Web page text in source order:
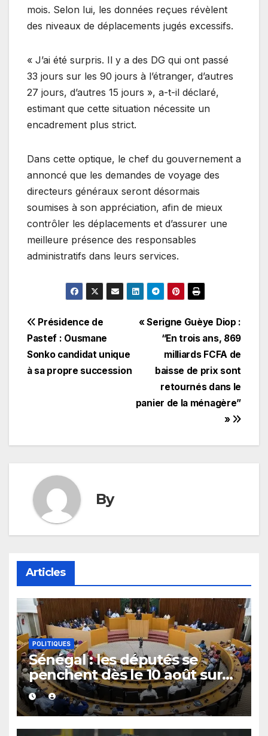
mois. Selon lui, les données reçues révèlent
des niveaux de déplacements jugés excessifs.
« J’ai été surpris. Il y a des DG qui ont passé
33 jours sur les 90 jours à l’étranger, d’autres
27 jours, d’autres 15 jours », a-t-il déclaré,
estimant que cette situation nécessite un
encadrement plus strict.
Dans cette optique, le chef du gouvernement a
annoncé que les demandes de voyage des
directeurs généraux seront désormais
soumises à son appréciation, afin de mieux
contrôler les déplacements et d’assurer une
meilleure présence des responsables
administratifs dans leurs services.
Navigation
de
l’article
« Serigne Guèye Diop :
“En trois ans, 869
milliards FCFA de
baisse de prix sont
retournés dans le
panier de la ménagère”
»
Présidence de
Pastef : Ousmane
Sonko candidat unique
à sa propre succession
By
Articles
POLITIQUES
Sénégal : les députés se
penchent dès le 10 août sur
plusieurs textes, dont les
fonds spéciaux et secrets